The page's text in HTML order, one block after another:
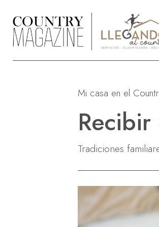
LifeStyle
Deco &
Body &
Mi casa en el
Recibir
Tradiciones